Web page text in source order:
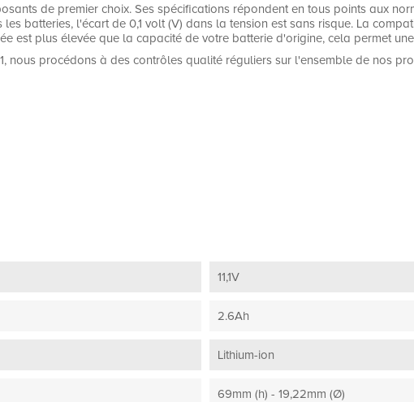
de premier choix. Ses spécifications répondent en tous points aux
batteries, l'écart de 0,1 volt (V) dans la tension est sans risque. La
est plus élevée que la capacité de votre batterie d'origine, cela permet
nous procédons à des contrôles qualité réguliers sur l'ensemble de nos
11,1V
2.6Ah
Lithium-ion
69mm (h) - 19,22mm (Ø)